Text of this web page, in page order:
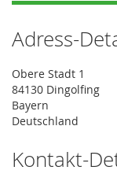
Adress-
Obere Stadt 1
84130 Dingolfing
Bayern
Deutschland
Kontakt-